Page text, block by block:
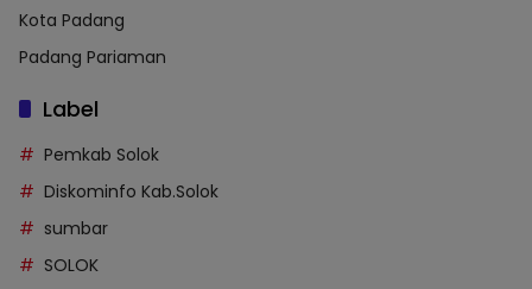
Kota Padang
Padang Pariaman
Label
Pemkab Solok
Diskominfo Kab.Solok
sumbar
SOLOK